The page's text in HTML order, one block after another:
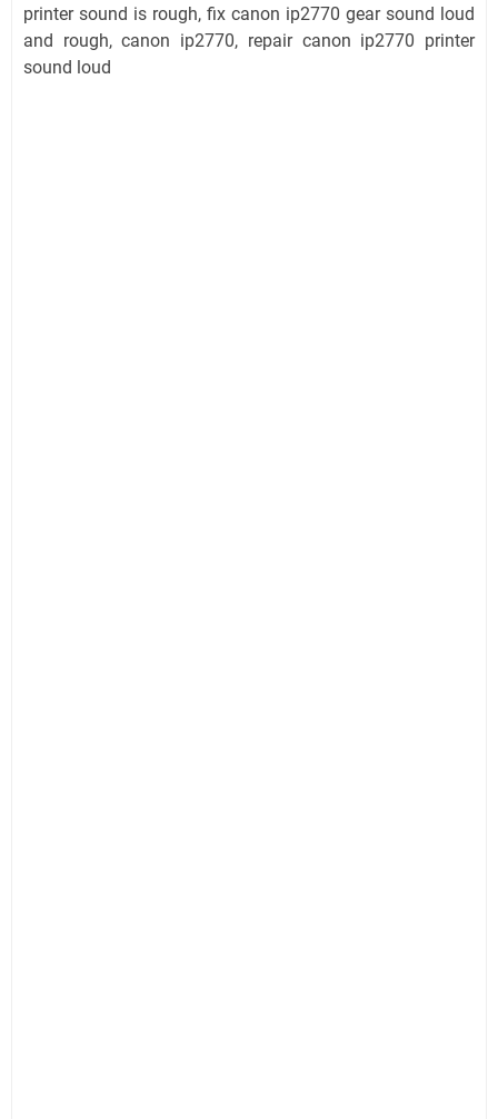
printer sound is rough, fix canon ip2770 gear sound loud
and rough, canon ip2770, repair canon ip2770 printer
sound loud